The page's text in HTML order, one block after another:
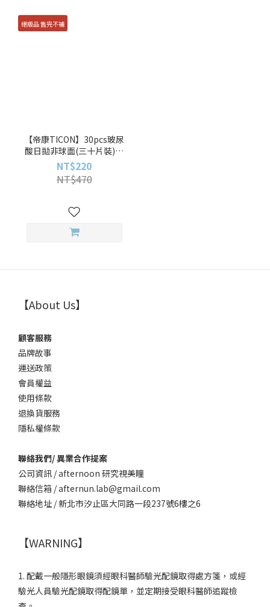
絕版品 售完不補
【帝康TICON】30pcs玻尿
酸日拋非球面(三十片裝)透
明日拋
NT$220
NT$470
【About Us】
顧客服務
品牌故事
運送政策
會員權益
使用條款
退換貨服務
隱私權條款
聯絡我們/ 異業合作提案
公司資訊 / afternoon 研究視美瞳
聯絡信箱 / afternun.lab@gmail.com
聯絡地址 / 新北市汐止區大同路一段237號6樓之6
【WARNING】
1. 配戴一般隱形眼鏡須經眼科醫師驗光配鏡取得處方箋，或經
驗光人員驗光配鏡取得配鏡單，並定期接受眼科醫師追蹤檢